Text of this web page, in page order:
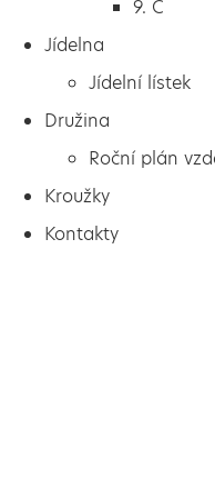
9. C
Jídelna
Jídelní lístek
Družina
Roční plán
Kroužky
Kontakty